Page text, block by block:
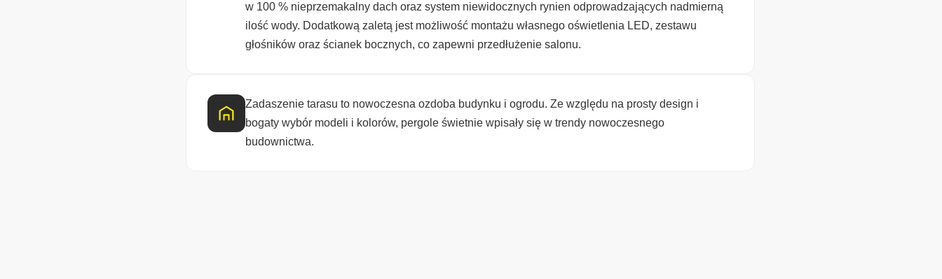
w 100 % nieprzemakalny dach oraz system niewidocznych rynien odprowadzających nadmierną
ilość wody. Dodatkową zaletą jest możliwość montażu własnego oświetlenia LED, zestawu
głośników oraz ścianek bocznych, co zapewni przedłużenie salonu.
Zadaszenie tarasu to nowoczesna ozdoba budynku i ogrodu. Ze względu na prosty design i
bogaty wybór modeli i kolorów, pergole świetnie wpisały się w trendy nowoczesnego
budownictwa.